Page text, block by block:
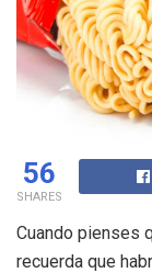
56
SHARES
Cuando pienses
recuerda que